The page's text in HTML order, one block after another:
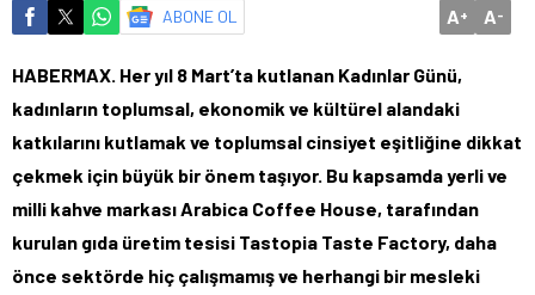
ABONE OL A+ A-
HABERMAX. Her yıl 8 Mart’ta kutlanan Kadınlar Günü,
kadınların toplumsal, ekonomik ve kültürel alandaki
katkılarını kutlamak ve toplumsal cinsiyet eşitliğine dikkat
çekmek için büyük bir önem taşıyor. Bu kapsamda yerli ve
milli kahve markası Arabica Coffee House, tarafından
kurulan gıda üretim tesisi Tastopia Taste Factory, daha
önce sektörde hiç çalışmamış ve herhangi bir mesleki